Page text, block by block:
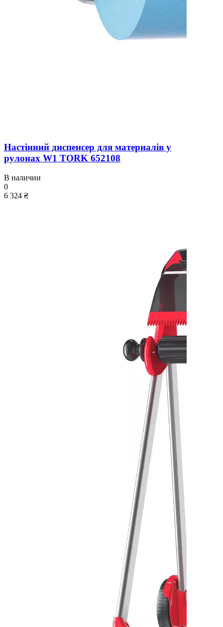
Настінний диспенсер для материалів у
рулонах W1 TORK 652108
В наличии
0
6 324 ₴